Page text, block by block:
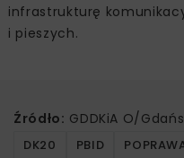
infrastrukturę
i pieszych.
Źródło: GDDKiA O/
DK20 PBID